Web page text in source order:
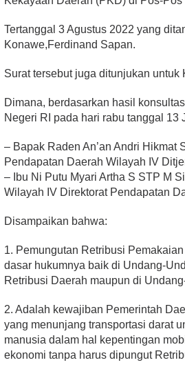
Tertanggal 3 Agustus 2022 yang
Konawe,Ferdinand Sapan.
Surat tersebut juga ditunjukan
Dimana, berdasarkan hasil
Negeri RI pada hari rabu tanggal
– Bapak Raden An’an Andri
Pendapatan Daerah Wilayah IV
– Ibu Ni Putu Myari Artha S STP M
Wilayah IV Direktorat Pendapatan
Disampaikan bahwa:
1. Pemungutan Retribusi
dasar hukumnya baik di Undang-
Retribusi Daerah maupun di
2. Adalah kewajiban Pemerintah
yang menunjang transportasi darat
manusia dalam hal kepentingan
ekonomi tanpa harus dipungut